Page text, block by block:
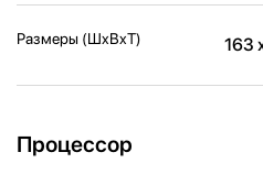
Размеры (ШxВxТ) 163
Процессор